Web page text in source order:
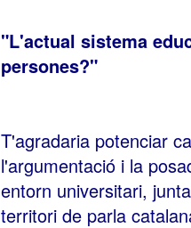
"L'actual sistema
persones?"
T'agradaria potenciar
l'argumentació i la
entorn universitari,
territori de parla